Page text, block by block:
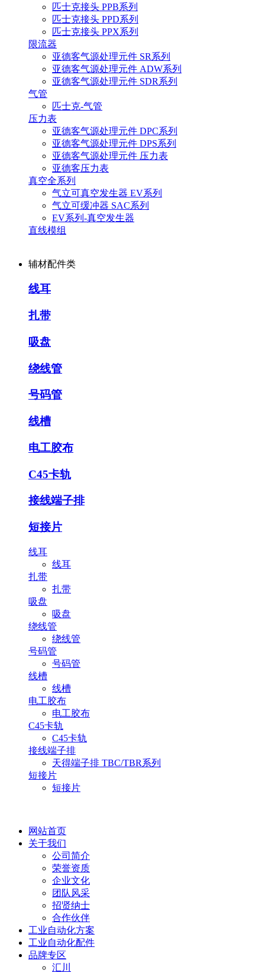
匹士克接头 PPB系列
匹士克接头 PPD系列
匹士克接头 PPX系列
限流器
亚德客气源处理元件 SR系列
亚德客气源处理元件 ADW系列
亚德客气源处理元件 SDR系列
气管
匹士克-气管
压力表
亚德客气源处理元件 DPC系列
亚德客气源处理元件 DPS系列
亚德客气源处理元件 压力表
亚德客压力表
真空全系列
气立可真空发生器 EV系列
气立可缓冲器 SAC系列
EV系列-真空发生器
直线模组
辅材配件类
线耳
扎带
吸盘
绕线管
号码管
线槽
电工胶布
C45卡轨
接线端子排
短接片
线耳
线耳
扎带
扎带
吸盘
吸盘
绕线管
绕线管
号码管
号码管
线槽
线槽
电工胶布
电工胶布
C45卡轨
C45卡轨
接线端子排
天得端子排 TBC/TBR系列
短接片
短接片
网站首页
关于我们
公司简介
荣誉资质
企业文化
团队风采
招贤纳士
合作伙伴
工业自动化方案
工业自动化配件
品牌专区
汇川